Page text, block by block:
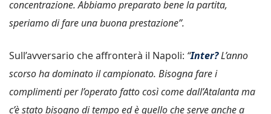
concentrazione. Abbiamo preparato bene la partita,
speriamo di fare una buona prestazione”.
Sull’avversario che affronterà il Napoli: “Inter?L’anno
scorso ha dominato il campionato. Bisogna fare i
complimenti per l’operato fatto così come dall’Atalanta ma
c’è stato bisogno di tempo ed è quello che serve anche a